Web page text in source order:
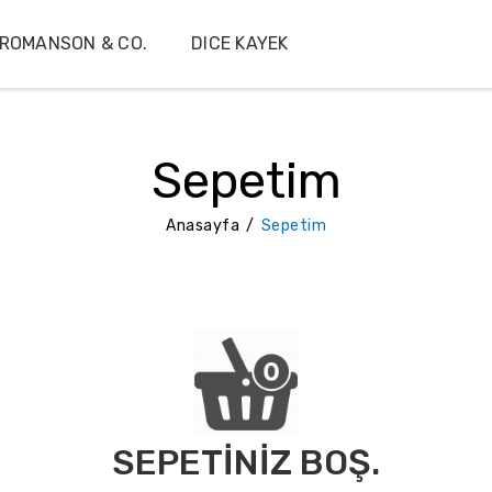
& CO. DICE KAYEK
Sepetim
Anasayfa Sepetim
SEPETINIZ BOŞ.